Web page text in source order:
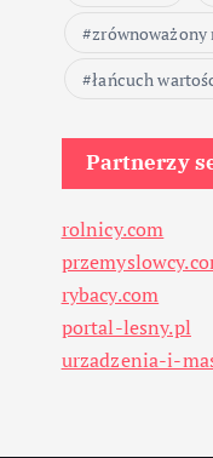
zrównoważony
łańcuch
Partnerzy
rolnicy.com
rybacy.com
portal-lesny.pl
urzadzenia-i-